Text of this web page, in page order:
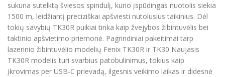
sukuria sutelktą šviesos spindulį, kurio įspūdingas nuotolis siekia
1500 m, leidžiantį preciziškai apšviesti nutolusius taikinius. Dėl
tokių savybių TK30R puikiai tinka kaip žvejybos žibintuvėlis bei
taktinio apšvietimo priemonė. Pagrindiniai pakeitimai tarp
lazerinio žibintuvėlio modelių Fenix TK30R ir TK30 Naujasis
TK30R modelis turi svarbius patobulinimus, tokius kaip
įkrovimas per USB-C prievadą, ilgesnis veikimo laikas ir didesnė